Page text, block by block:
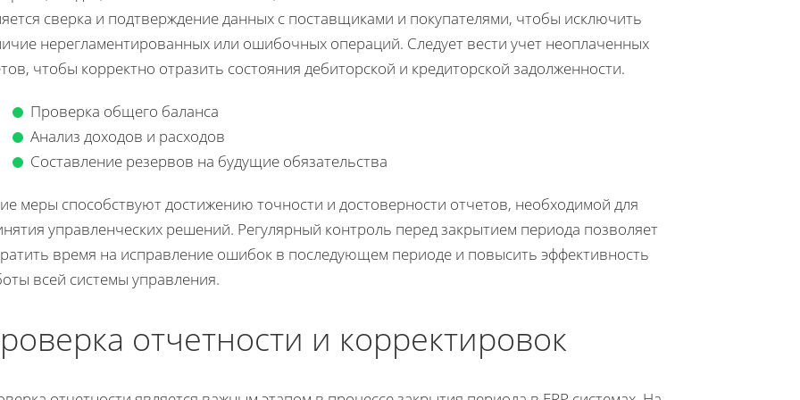
сверка и подтверждение данных с поставщиками и покупателями, чтобы исключить
нерегламентированных или ошибочных операций. Следует вести учет неоплаченных
чтобы корректно отразить состояния дебиторской и кредиторской задолженности.
Проверка общего баланса
Анализ доходов и расходов
Составление резервов на будущие обязательства
меры способствуют достижению точности и достоверности отчетов, необходимой для
управленческих решений. Регулярный контроль перед закрытием периода позволяет
время на исправление ошибок в последующем периоде и повысить эффективность
всей системы управления.
отчетности и корректировок